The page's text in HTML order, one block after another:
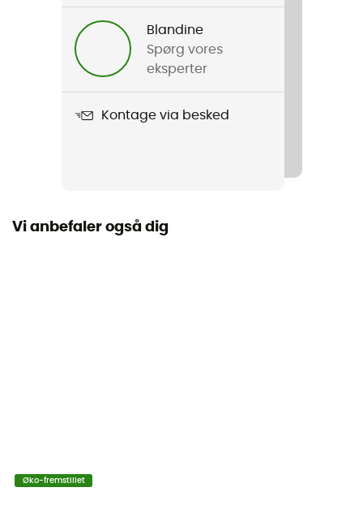
Nylon Rip-Stop
Gulvets vandtæthed (mm)
Blandine
Spørg vores
eksperter
Kontage via besked
Vi anbefaler også dig
Øko-fremstillet